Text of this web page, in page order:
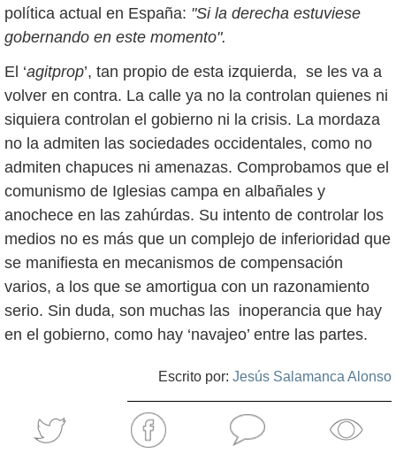
política actual en España: "Si la derecha estuviese
gobernando en este momento".
El ‘agitprop’, tan propio de esta izquierda, se les va a
volver en contra. La calle ya no la controlan quienes ni
siquiera controlan el gobierno ni la crisis. La mordaza
no la admiten las sociedades occidentales, como no
admiten chapuces ni amenazas. Comprobamos que el
comunismo de Iglesias campa en albañales y
anochece en las zahúrdas. Su intento de controlar los
medios no es más que un complejo de inferioridad que
se manifiesta en mecanismos de compensación
varios, a los que se amortigua con un razonamiento
serio. Sin duda, son muchas las inoperancia que hay
en el gobierno, como hay ‘navajeo’ entre las partes.
Escrito por: Jesús Salamanca Alonso